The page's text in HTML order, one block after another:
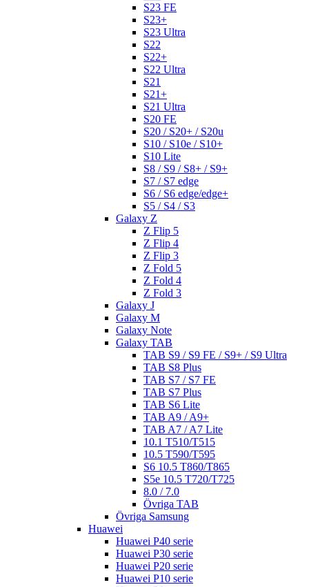
S23 FE
S23+
S23 Ultra
S22
S22+
S22 Ultra
S21
S21+
S21 Ultra
S20 FE
S20 / S20+ / S20u
S10 / S10e / S10+
S10 Lite
S8 / S9 / S8+ / S9+
S7 / S7 edge
S6 / S6 edge/edge+
S5 / S4 / S3
Galaxy Z
Z Flip 5
Z Flip 4
Z Flip 3
Z Fold 5
Z Fold 4
Z Fold 3
Galaxy J
Galaxy M
Galaxy Note
Galaxy TAB
TAB S9 / S9 FE / S9+ / S9 Ultra
TAB S8 Plus
TAB S7 / S7 FE
TAB S7 Plus
TAB S6 Lite
TAB A9 / A9+
TAB A7 / A7 Lite
10.1 T510/T515
10.5 T590/T595
S6 10.5 T860/T865
S5e 10.5 T720/T725
8.0 / 7.0
Övriga TAB
Övriga Samsung
Huawei
Huawei P40 serie
Huawei P30 serie
Huawei P20 serie
Huawei P10 serie